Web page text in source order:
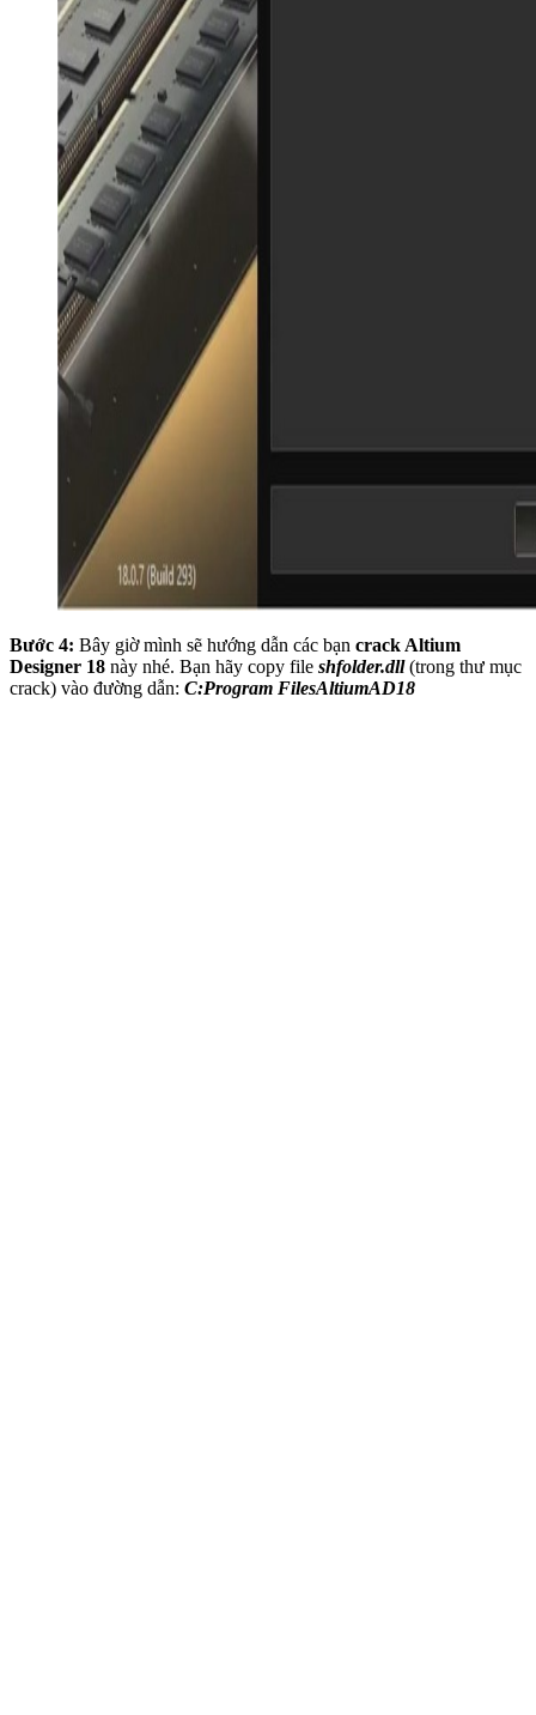
Bước 4: Bây giờ mình sẽ hướng dẫn các bạn crack Altium
Designer 18 này nhé. Bạn hãy copy file shfolder.dll (trong thư mục
crack) vào đường dẫn: C:Program FilesAltiumAD18